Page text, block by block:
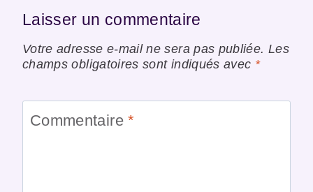
Laisser un commentaire
Votre adresse e-mail ne sera pas publiée. Les
champs obligatoires sont indiqués avec *
Commentaire*